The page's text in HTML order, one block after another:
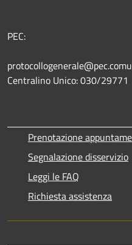
PEC:
Centralino Unico: 030/29771
Prenotazione
Segnalazione disservizio
Leggi le FAQ
Richiesta assistenza